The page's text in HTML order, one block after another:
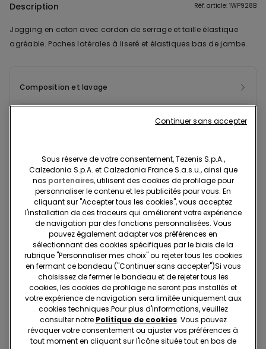
Description Réf. article: 1WP928B
Jogging en coton avec cordon de serrage et taille élastique
agréable. Poches latérales à liseré et élastiques bas de jambe.
Composition et lavage
Projet Be The Change : traçabilité
Standard à domicile
Membre du programme fidélité Tezenis Talent
Pour toute commande supérieure à 55€ Livraison gratuite
5 jours ouvrables
Retrait en magasin Gratuit
3 à 5 jours ouvrables
Sous réserve de votre consentement, Tezenis S.p.A.,
Calzedonia S.p.A. et Calzedonia France S.a.s.u., ainsi que
nos partenaires, utilisent des cookies de profilage pour
personnaliser le contenu et les publicités pour vous. En
cliquant sur "Accepter tous les cookies", vous acceptez
l'installation de ces traceurs qui améliorent votre expérience
de navigation par des fonctions personnalisées. Vous
pouvez également adapter vos préférences en
sélectionnant des cookies spécifiques par le biais de la
rubrique "Personnaliser mes choix" ou rejeter tous les cookies
en fermant ce bandeau ("Continuer sans accepter")​Si vous
choisissez de fermer le bandeau et de rejeter tous les
cookies, les cookies de profilage ne seront pas installés et
votre expérience de navigation sera limitée uniquement aux
cookies techniques.​Pour plus d'informations, veuillez
consulter notre Politique de cookies. Vous pouvez
révoquer votre consentement ou ajuster vos préférences à
tout moment en cliquant sur l'icône située tout en bas de
Continuer sans accepter